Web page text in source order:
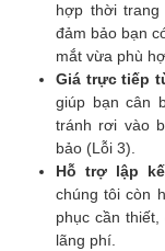
hợp thời trang
đảm bảo bạn
mắt vừa phù
Giá trực tiếp
giúp bạn cân
tránh rơi vào
bảo (Lỗi 3).
Hỗ trợ lập
chúng tôi còn
phục cần
lãng phí.